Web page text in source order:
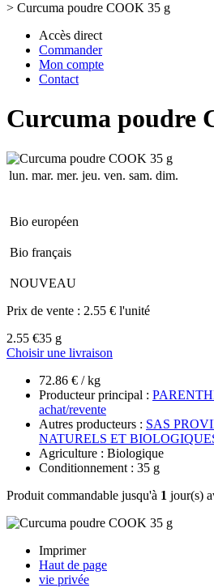
> Curcuma poudre COOK 35 g
Accès direct
Commander
Mon compte
Contact
Curcuma poudre
lun. mar. mer. jeu. ven. sam. dim.
Bio européen
Bio français
NOUVEAU
Prix de vente : 2.55 € l'unité
2.55 €35 g
Choisir une livraison
72.86 € / kg
Producteur principal :
achat/revente
Autres producteurs : SAS
NATURELS ET
Agriculture : Biologique
Conditionnement : 35 g
Produit commandable jusqu'à 1 jour(s)
Imprimer
Haut de page
vie privée